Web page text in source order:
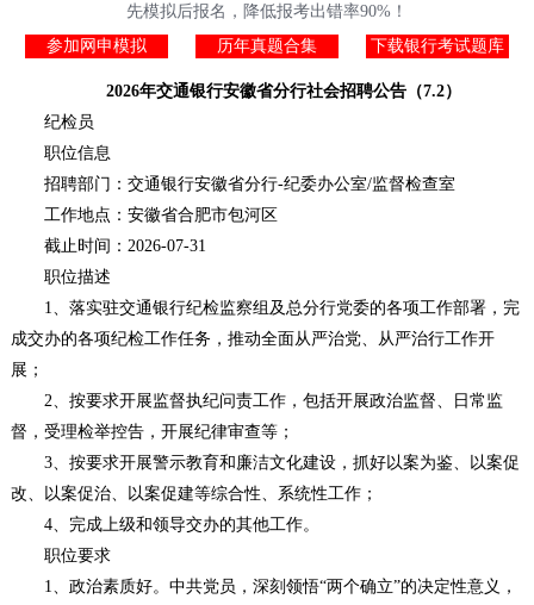
先模拟后报名，降低报考出错率90%！
参加网申模拟
历年真题合集 下载银行考试题库
2026年交通银行安徽省分行社会招聘公告（7.2）
纪检员
职位信息
招聘部门：交通银行安徽省分行-纪委办公室/监督检查室
工作地点：安徽省合肥市包河区
截止时间：2026-07-31
职位描述
1、落实驻交通银行纪检监察组及总分行党委的各项工作部署，完
成交办的各项纪检工作任务，推动全面从严治党、从严治行工作开
展；
2、按要求开展监督执纪问责工作，包括开展政治监督、日常监
督，受理检举控告，开展纪律审查等；
3、按要求开展警示教育和廉洁文化建设，抓好以案为鉴、以案促
改、以案促治、以案促建等综合性、系统性工作；
4、完成上级和领导交办的其他工作。
职位要求
1、政治素质好。中共党员，深刻领悟“两个确立”的决定性意义，